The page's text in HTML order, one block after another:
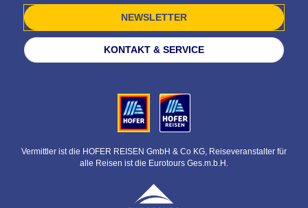
NEWSLETTER
KONTAKT & SERVICE
Vermittler ist die HOFER REISEN GmbH & Co KG, Reiseveranstalter für
alle Reisen ist die Eurotours Ges.m.b.H.